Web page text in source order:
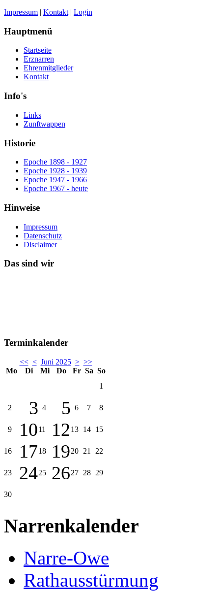
Impressum | Kontakt | Login
Hauptmenü
Startseite
Erznarren
Ehrenmitglieder
Kontakt
Info's
Links
Zunftwappen
Historie
Epoche 1898 - 1927
Epoche 1928 - 1939
Epoche 1947 - 1966
Epoche 1967 - heute
Hinweise
Impressum
Datenschutz
Disclaimer
Das sind wir
Terminkalender
<< < Juni 2025 > >>
Mo
Di Mi Do Fr Sa So
1
2 3 4 5 6 7 8
9 1011 12 13 14 15
16 1718 1920 21 22
23 2425 2627 28 29
30
Narrenkalender
Narre-Owe
Rathausstürmung